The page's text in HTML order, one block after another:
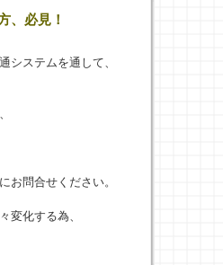
、必見！
システムを通して、
お問合せください。
変化する為、